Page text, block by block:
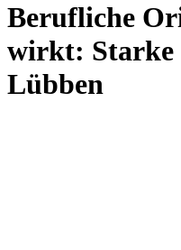
Berufliche
wirkt: Starke
Lübben